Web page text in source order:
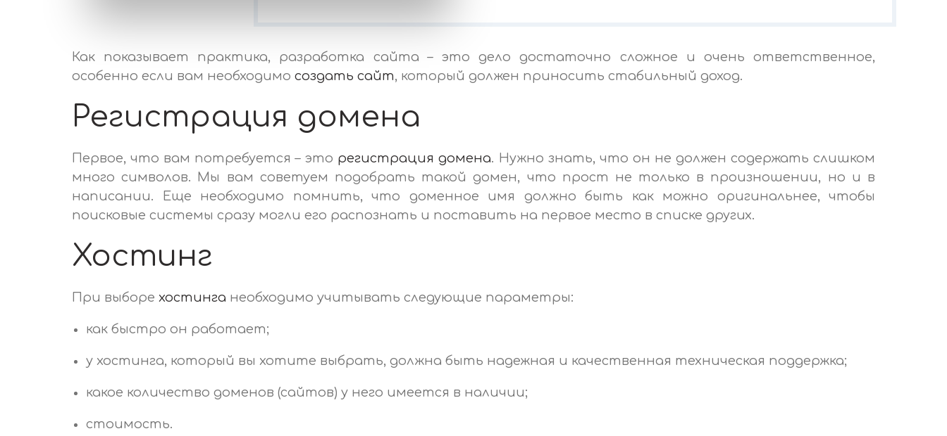
Как показывает практика, разработка сайта – это дело достаточно сложное и очень ответственное,
особенно если вам необходимо создать сайт, который должен приносить стабильный доход.
Регистрация домена
Первое, что вам потребуется – это регистрация домена. Нужно знать, что он не должен содержать слишком
много символов. Мы вам советуем подобрать такой домен, что прост не только в произношении, но и в
написании. Еще необходимо помнить, что доменное имя должно быть как можно оригинальнее, чтобы
поисковые системы сразу могли его распознать и поставить на первое место в списке других.
Хостинг
При выборе хостинга необходимо учитывать следующие параметры:
как быстро он работает;
у хостинга, который вы хотите выбрать, должна быть надежная и качественная техническая поддержка;
какое количество доменов (сайтов) у него имеется в наличии;
стоимость.